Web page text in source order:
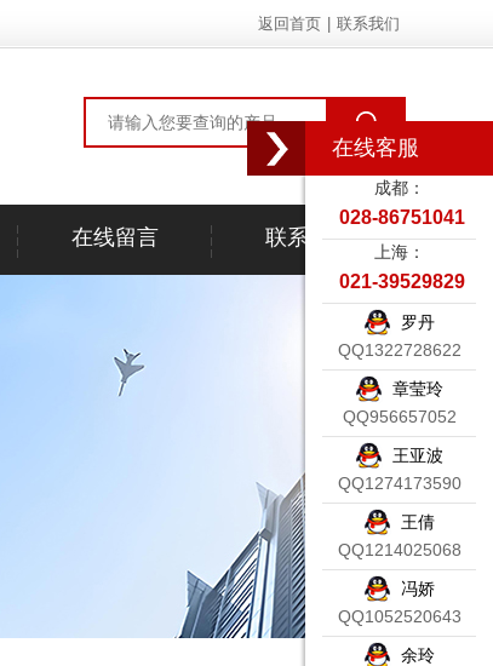
返回首页 联系我们
在线留言 联系我们
在线客服
成都：
028-86751041
上海：
021-39529829
罗丹
QQ1322728622
章莹玲
QQ956657052
王亚波
QQ1274173590
王倩
QQ1214025068
冯娇
QQ1052520643
余玲